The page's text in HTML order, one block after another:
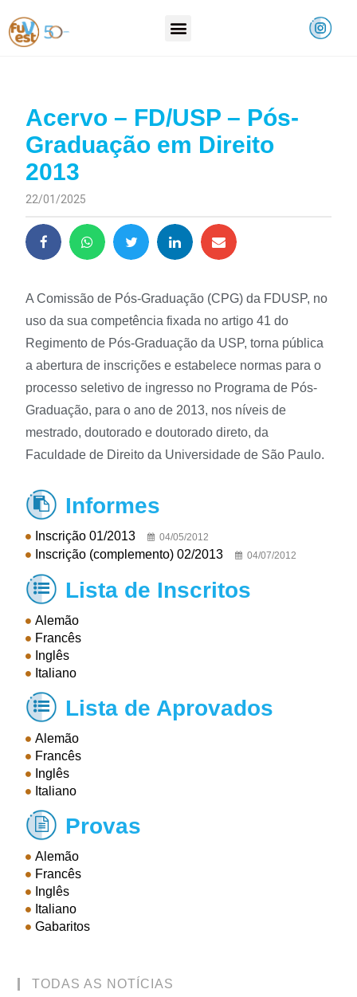
Acervo – FD/USP – Pós-
Graduação em Direito
2013
22/01/2025
A Comissão de Pós-Graduação (CPG) da FDUSP, no
uso da sua competência fixada no artigo 41 do
Regimento de Pós-Graduação da USP, torna pública
a abertura de inscrições e estabelece normas para o
processo seletivo de ingresso no Programa de Pós-
Graduação, para o ano de 2013, nos níveis de
mestrado, doutorado e doutorado direto, da
Faculdade de Direito da Universidade de São Paulo.
 Informes
Inscrição 01/2013 04/05/2012
Inscrição (complemento) 02/2013 04/07/2012
 Lista de Inscritos
Alemão
Francês
Inglês
Italiano
 Lista de Aprovados
Alemão
Francês
Inglês
Italiano
 Provas
Alemão
Francês
Inglês
Italiano
Gabaritos
TODAS AS NOTÍCIAS